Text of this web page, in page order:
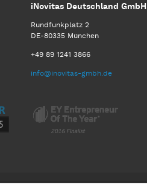
iNovitas Deutschland GmbH
Rundfunkplatz 2
DE-80335 München
+49 89 1241 3866
info@inovitas-gmbh.de